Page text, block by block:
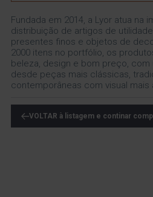
Fundada em 2014, a Lyor atua na
distribuição de artigos de
presentes finos e objetos de
2000 itens no portfólio, os
beleza, design e bom preço, com
desde peças mais clássicas,
contemporâneas com visual mais
VOLTAR à listagem e continar